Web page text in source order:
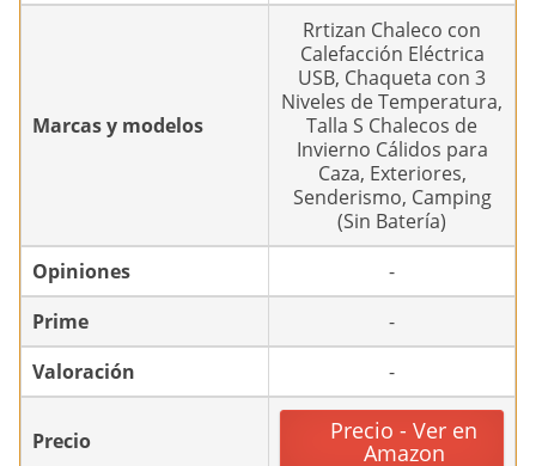
Marcas y modelos
Rrtizan Chaleco con
Calefacción Eléctrica
USB, Chaqueta con 3
Niveles de Temperatura,
Talla S Chalecos de
Invierno Cálidos para
Caza, Exteriores,
Senderismo, Camping
(Sin Batería)
Opiniones
-
Prime
-
Valoración
-
Precio Precio - Ver en
Amazon